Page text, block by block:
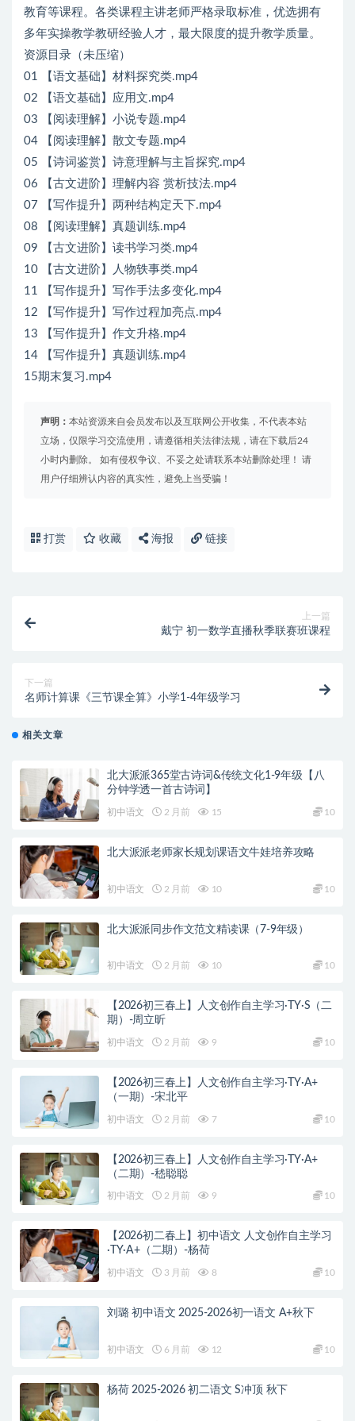
教育等课程。各类课程主讲老师严格录取标准，优选拥有
多年实操教学教研经验人才，最大限度的提升教学质量。
资源目录（未压缩）
01 【语文基础】材料探究类.mp4
02 【语文基础】应用文.mp4
03 【阅读理解】小说专题.mp4
04 【阅读理解】散文专题.mp4
05 【诗词鉴赏】诗意理解与主旨探究.mp4
06 【古文进阶】理解内容 赏析技法.mp4
07 【写作提升】两种结构定天下.mp4
08 【阅读理解】真题训练.mp4
09 【古文进阶】读书学习类.mp4
10 【古文进阶】人物轶事类.mp4
11 【写作提升】写作手法多变化.mp4
12 【写作提升】写作过程加亮点.mp4
13 【写作提升】作文升格.mp4
14 【写作提升】真题训练.mp4
15期末复习.mp4
声明： 本站资源来自会员发布以及互联网公开收集，不代表本站
立场，仅限学习交流使用，请遵循相关法律法规，请在下载后24
小时内删除。 如有侵权争议、不妥之处请联系本站删除处理！ 请
用户仔细辨认内容的真实性，避免上当受骗！
打赏 收藏 海报 链接
上一篇
戴宁 初一数学直播秋季联赛班课程
下一篇
名师计算课《三节课全算》小学1-4年级学习
相关文章
北大派派365堂古诗词&传统文化1-9年级【八
分钟学透一首古诗词】
初中语文 2 月前 15 10
北大派派老师家长规划课语文牛娃培养攻略
初中语文 2 月前 10 10
北大派派同步作文范文精读课（7-9年级）
初中语文 2 月前 10 10
【2026初三春上】人文创作自主学习·TY·S（二
期）-周立昕
初中语文 2 月前 9 10
【2026初三春上】人文创作自主学习·TY·A+
（一期）-宋北平
初中语文 2 月前 7 10
【2026初三春上】人文创作自主学习·TY·A+
（二期）-嵇聪聪
初中语文 2 月前 9 10
【2026初二春上】初中语文 人文创作自主学习
·TY·A+（二期）-杨荷
初中语文 3 月前 8 10
刘璐 初中语文 2025-2026初一语文 A+秋下
初中语文 6 月前 12 10
杨荷 2025-2026 初二语文 S冲顶 秋下